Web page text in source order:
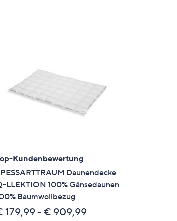
Kundenbewertung
Daunendecke
LLEKTION 100% Gänsedaunen
Baumwollbezug
179,99 - € 909,99